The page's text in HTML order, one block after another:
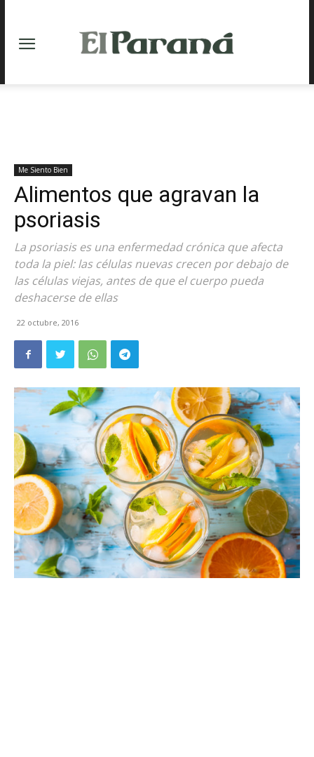
Me Siento Bien
Alimentos que agravan la
psoriasis
La psoriasis es una enfermedad crónica que afecta
toda la piel: las células nuevas crecen por debajo de
las células viejas, antes de que el cuerpo pueda
deshacerse de ellas
22 octubre, 2016